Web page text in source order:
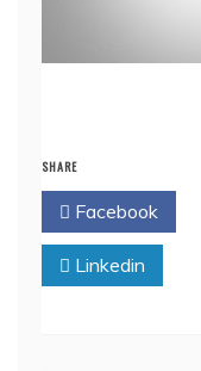
SHARE
Facebook
Linkedin